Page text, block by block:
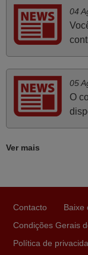
tive com a vossa
supra:
cliente, clareza
Sinceramente,
infelizmente vai
relação online
Bom dia. Estou
e seu
04
05
O
Ver mais
Contacto Baixe
Condições Gerais
Política de